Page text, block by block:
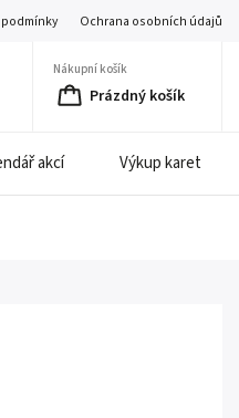
Ochrana osobních údajů
Nákupní košík
Prázdný košík
akcí Výkup karet